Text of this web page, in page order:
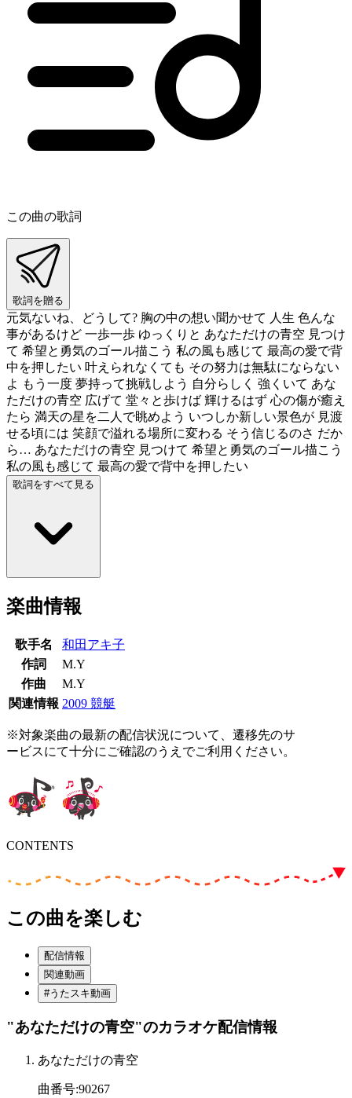
この曲の歌詞
歌詞を贈る
元気ないね、どうして? 胸の中の想い聞かせて 人生 色んな
事があるけど 一歩一歩 ゆっくりと あなただけの青空 見つけ
て 希望と勇気のゴール描こう 私の風も感じて 最高の愛で背
中を押したい 叶えられなくても その努力は無駄にならない
よ もう一度 夢持って挑戦しよう 自分らしく 強くいて あな
ただけの青空 広げて 堂々と歩けば 輝けるはず 心の傷が癒え
たら 満天の星を二人で眺めよう いつしか新しい景色が 見渡
せる頃には 笑顔で溢れる場所に変わる そう信じるのさ だか
ら… あなただけの青空 見つけて 希望と勇気のゴール描こう
私の風も感じて 最高の愛で背中を押したい
歌詞をすべて見る
楽曲情報
歌手名
和田アキ子
作詞
M.Y
作曲
M.Y
関連情報 2009 競艇
※対象楽曲の最新の配信状況について、遷移先のサ
ービスにて十分にご確認のうえでご利用ください。
CONTENTS
この曲を楽しむ
配信情報
関連動画
#うたスキ動画
"あなただけの青空"のカラオケ配信情報
あなただけの青空
曲番号:90267